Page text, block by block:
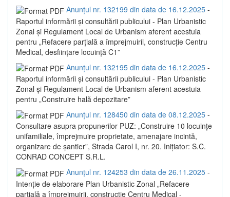
Anunțul nr. 132199 din data de 16.12.2025 -
Raportul informării și consultării publicului - Plan Urbanistic
Zonal și Regulament Local de Urbanism aferent acestuia
pentru „Refacere parțială a împrejmuirii, construcție Centru
Medical, desființare locuință C1”
Anunțul nr. 132195 din data de 16.12.2025 -
Raportul informării și consultării publicului - Plan Urbanistic
Zonal și Regulament Local de Urbanism aferent acestuia
pentru „Construire hală depozitare”
Anunțul nr. 128450 din data de 08.12.2025 -
Consultare asupra propunerilor PUZ: „Construire 10 locuințe
unifamiliale, împrejmuire proprietate, amenajare incintă,
organizare de șantier”, Strada Carol I, nr. 20. Inițiator: S.C.
CONRAD CONCEPT S.R.L.
Anunțul nr. 124253 din data de 26.11.2025 -
Intenție de elaborare Plan Urbanistic Zonal „Refacere
parțială a împrejmuirii, construcție Centru Medical -